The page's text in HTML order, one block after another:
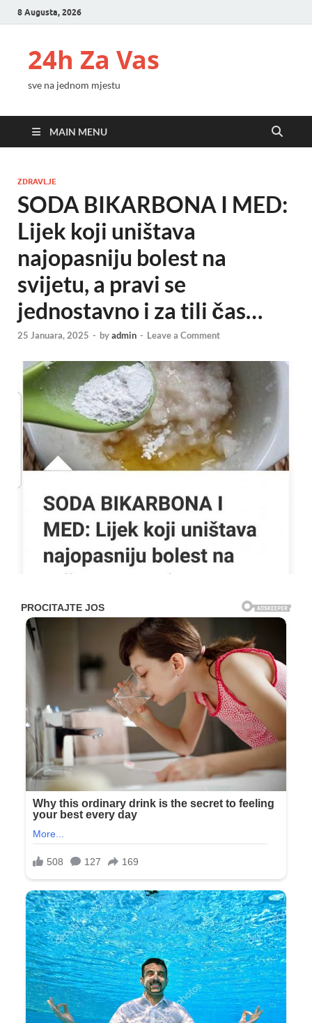
8 Augusta, 2026
24h Za Vas
sve na jednom mjestu
MAIN MENU
ZDRAVLJE
SODA BIKARBONA I MED:
Lijek koji uništava
najopasniju bolest na
svijetu, a pravi se
jednostavno i za tili čas…
25 Januara, 2025 - byadmin - Leave a Comment